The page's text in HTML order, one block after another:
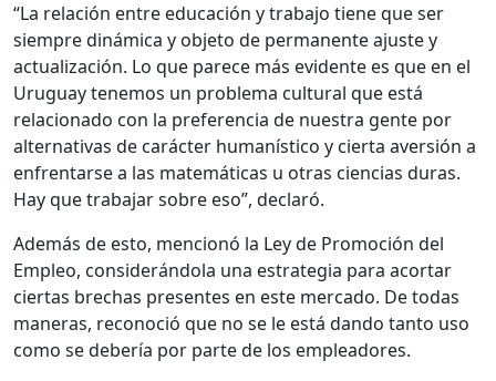
“La relación entre educación y trabajo tiene que ser
siempre dinámica y objeto de permanente ajuste y
actualización. Lo que parece más evidente es que en el
Uruguay tenemos un problema cultural que está
relacionado con la preferencia de nuestra gente por
alternativas de carácter humanístico y cierta aversión a
enfrentarse a las matemáticas u otras ciencias duras.
Hay que trabajar sobre eso”, declaró.
Además de esto, mencionó la Ley de Promoción del
Empleo, considerándola una estrategia para acortar
ciertas brechas presentes en este mercado. De todas
maneras, reconoció que no se le está dando tanto uso
como se debería por parte de los empleadores.